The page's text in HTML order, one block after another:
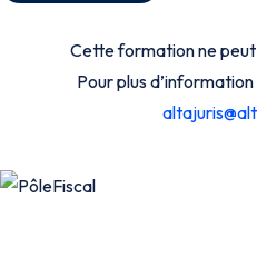
Cette formation ne
Pour plus